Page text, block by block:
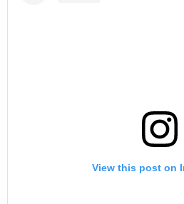
View this post on